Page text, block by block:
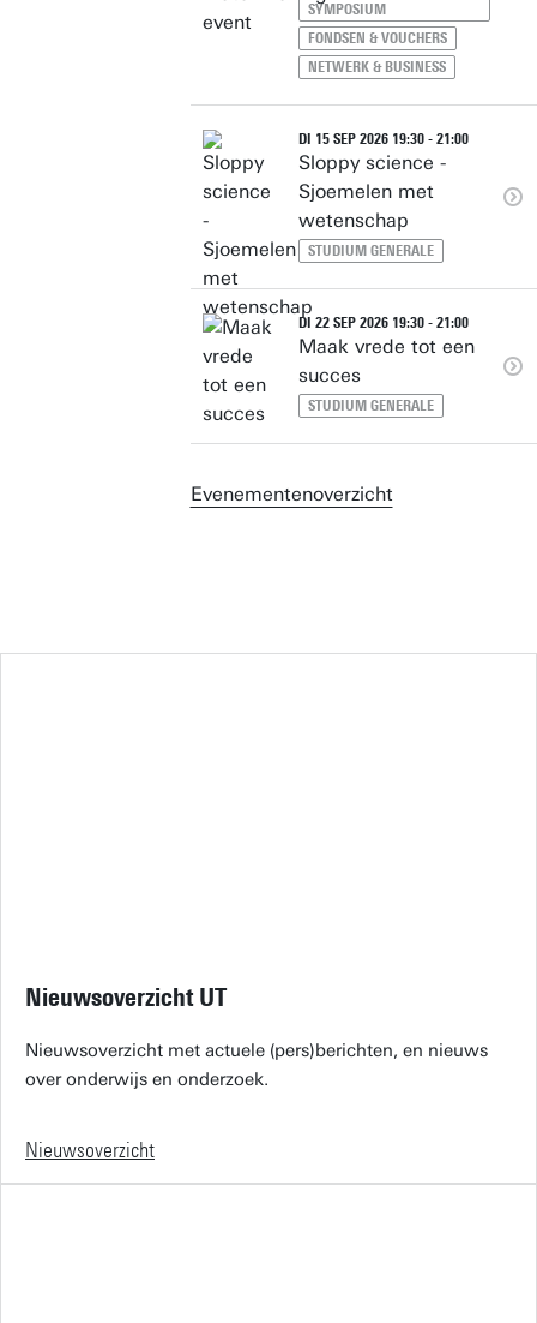
SYMPOSIUM
FONDSEN & VOUCHERS
NETWERK & BUSINESS
DI 15 SEP 2026 19:30 - 21:00
Sloppy science -
Sjoemelen met
wetenschap
STUDIUM GENERALE
DI 22 SEP 2026 19:30 - 21:00
Maak vrede tot een
succes
STUDIUM GENERALE
Evenementenoverzicht
Nieuwsoverzicht UT
Nieuwsoverzicht met actuele (pers)berichten, en nieuws
over onderwijs en onderzoek.
Nieuwsoverzicht